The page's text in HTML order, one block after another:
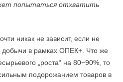
попытаться отхватить
никак не зависит, если не
добычи в рамках ОПЕК+. Что же
„роста“ на 80−90%, то
подорожанием товаров в